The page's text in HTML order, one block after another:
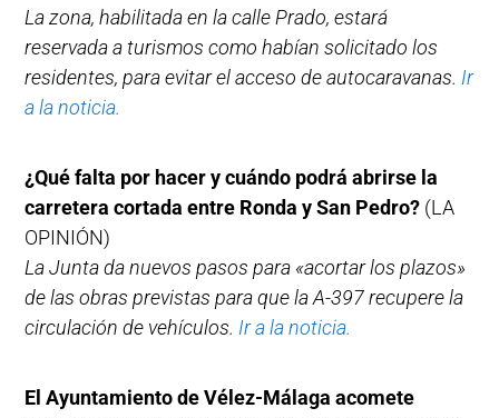
La zona, habilitada en la calle Prado, estará
reservada a turismos como habían solicitado los
residentes, para evitar el acceso de autocaravanas. Ir
a la noticia.
¿Qué falta por hacer y cuándo podrá abrirse la
carretera cortada entre Ronda y San Pedro? (LA
OPINIÓN)
La Junta da nuevos pasos para «acortar los plazos»
de las obras previstas para que la A-397 recupere la
circulación de vehículos. Ir a la noticia.
El Ayuntamiento de Vélez-Málaga acomete